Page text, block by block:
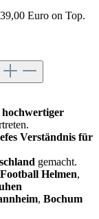
Euro on Top.
hochwertiger
Verständnis für
gemacht.
Football Helmen,
, Bochum